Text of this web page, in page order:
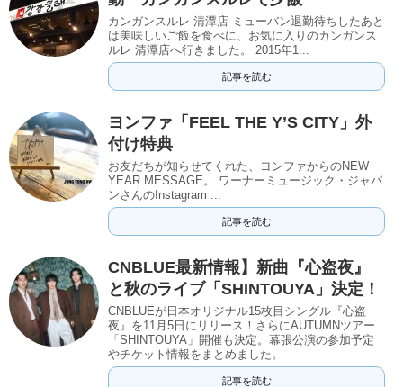
カンガンスルレ 清潭店 ミューバン退勤待ちしたあと
は美味しいご飯を食べに、お気に入りのカンガンス
ルレ 清潭店へ行きました。 2015年1...
記事を読む
ヨンファ「FEEL THE Y’S CITY」外
付け特典
お友だちが知らせてくれた、ヨンファからのNEW
YEAR MESSAGE。 ワーナーミュージック・ジャパ
ンさんのInstagram ...
記事を読む
CNBLUE最新情報】新曲『心盗夜』
と秋のライブ「SHINTOUYA」決定！
CNBLUEが日本オリジナル15枚目シングル『心盗
夜』を11月5日にリリース！さらにAUTUMNツアー
「SHINTOUYA」開催も決定。幕張公演の参加予定
やチケット情報をまとめました。
記事を読む